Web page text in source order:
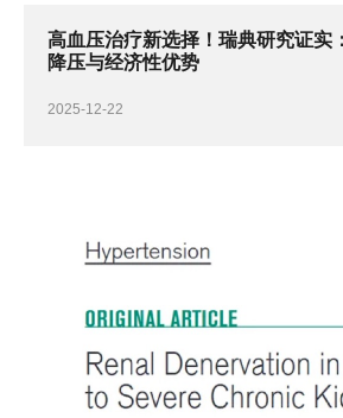
高血压治疗新选择！瑞典研究证实
降压与经济性优势
2025-12-22